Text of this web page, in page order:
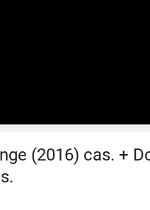
(2016) cas. +